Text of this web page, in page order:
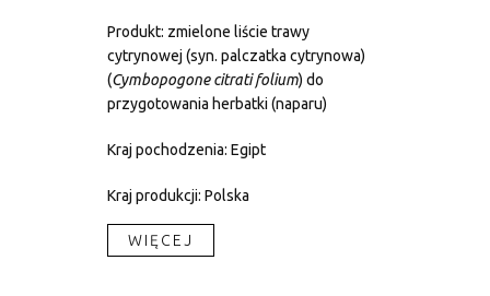
Produkt: zmielone liście trawy
cytrynowej (syn. palczatka cytrynowa)
(Cymbopogone citrati folium) do
przygotowania herbatki (naparu)
Kraj pochodzenia: Egipt
Kraj produkcji: Polska
WIĘCEJ​